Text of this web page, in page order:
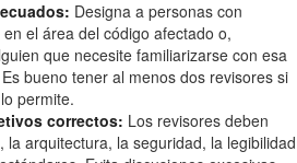
Designa a personas con
el área del código afectado o,
que necesite familiarizarse con esa
bueno tener al menos dos revisores si
permite.
correctos: Los revisores deben
la arquitectura, la seguridad, la legibilidad